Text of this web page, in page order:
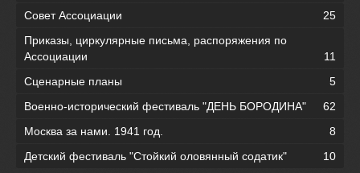
Совет Ассоциации
25
Приказы, циркулярные письма, распоряжения по
Ассоциации
11
Сценарные планы
5
Военно-исторический фестиваль "ДЕНЬ БОРОДИНА"
62
Москва за нами. 1941 год.
8
Детский фестиваль "Стойкий оловянный содатик"
10